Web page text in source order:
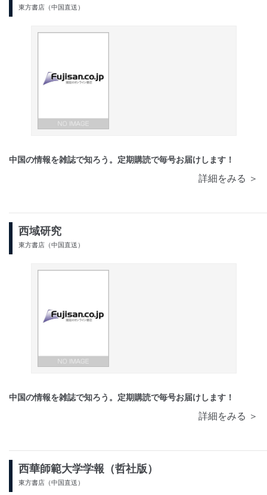
東方書店（中国直送）
中国の情報を雑誌で知ろう。定期購読で毎号お届けします！
詳細をみる ＞
西域研究
東方書店（中国直送）
中国の情報を雑誌で知ろう。定期購読で毎号お届けします！
詳細をみる ＞
西華師範大学学報（哲社版）
東方書店（中国直送）